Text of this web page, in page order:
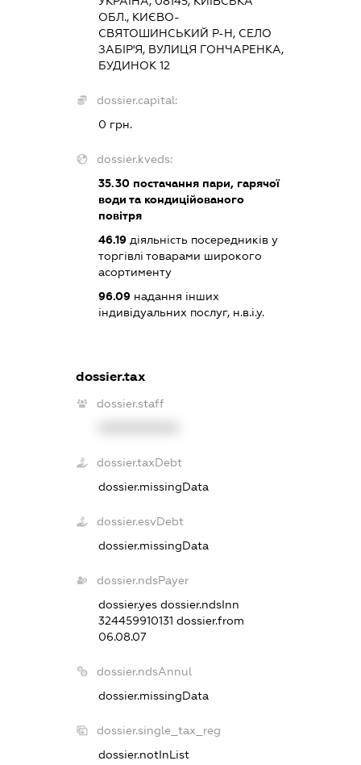
ОБЛ., КИЄВО-
СВЯТОШИНСЬКИЙ Р-Н, СЕЛО
ЗАБІР'Я, ВУЛИЦЯ ГОНЧАРЕНКА,
БУДИНОК 12
dossier.capital:
0 грн.
dossier.kveds:
35.30постачання пари, гарячої
води та кондиційованого
повітря
46.19діяльність посередників у
торгівлі товарами широкого
асортименту
96.09надання інших
індивідуальних послуг, н.в.і.у.
dossier.tax
dossier.staff
dossier.taxDebt
dossier.missingData
dossier.esvDebt
dossier.missingData
dossier.ndsPayer
dossier.yes dossier.ndsInn
324459910131 dossier.from
06.08.07
dossier.ndsAnnul
dossier.missingData
dossier.single_tax_reg
dossier.notInList